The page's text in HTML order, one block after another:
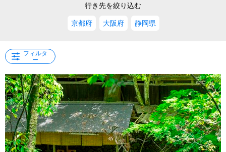
行き先を絞り込む
京都府
大阪府 静岡県
フィルタ
ー